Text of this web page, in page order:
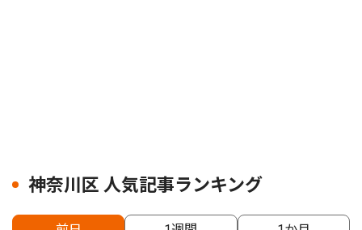
神奈川区 人気記事ランキング